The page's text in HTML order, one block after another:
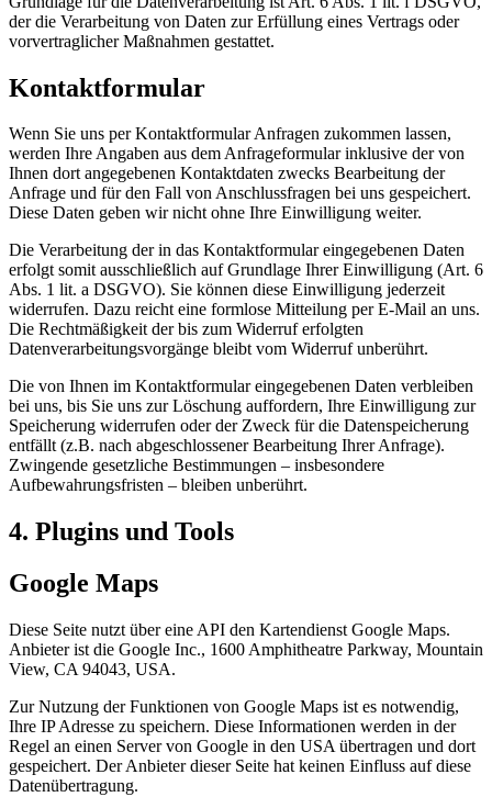
der die Verarbeitung von Daten zur Erfüllung eines Vertrags oder
vorvertraglicher Maßnahmen gestattet.
Kontaktformular
Wenn Sie uns per Kontaktformular Anfragen zukommen lassen,
werden Ihre Angaben aus dem Anfrageformular inklusive der von
Ihnen dort angegebenen Kontaktdaten zwecks Bearbeitung der
Anfrage und für den Fall von Anschlussfragen bei uns gespeichert.
Diese Daten geben wir nicht ohne Ihre Einwilligung weiter.
Die Verarbeitung der in das Kontaktformular eingegebenen Daten
erfolgt somit ausschließlich auf Grundlage Ihrer Einwilligung (Art. 6
Abs. 1 lit. a DSGVO). Sie können diese Einwilligung jederzeit
widerrufen. Dazu reicht eine formlose Mitteilung per E-Mail an uns.
Die Rechtmäßigkeit der bis zum Widerruf erfolgten
Datenverarbeitungsvorgänge bleibt vom Widerruf unberührt.
Die von Ihnen im Kontaktformular eingegebenen Daten verbleiben
bei uns, bis Sie uns zur Löschung auffordern, Ihre Einwilligung zur
Speicherung widerrufen oder der Zweck für die Datenspeicherung
entfällt (z.B. nach abgeschlossener Bearbeitung Ihrer Anfrage).
Zwingende gesetzliche Bestimmungen – insbesondere
Aufbewahrungsfristen – bleiben unberührt.
4. Plugins und Tools
Google Maps
Diese Seite nutzt über eine API den Kartendienst Google Maps.
Anbieter ist die Google Inc., 1600 Amphitheatre Parkway, Mountain
View, CA 94043, USA.
Zur Nutzung der Funktionen von Google Maps ist es notwendig,
Ihre IP Adresse zu speichern. Diese Informationen werden in der
Regel an einen Server von Google in den USA übertragen und dort
gespeichert. Der Anbieter dieser Seite hat keinen Einfluss auf diese
Datenübertragung.